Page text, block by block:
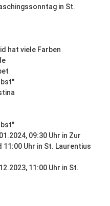
in St.
hat viele Farben
09:30 Uhr in Zur
Uhr in St. Laurentius
11:00 Uhr in St.